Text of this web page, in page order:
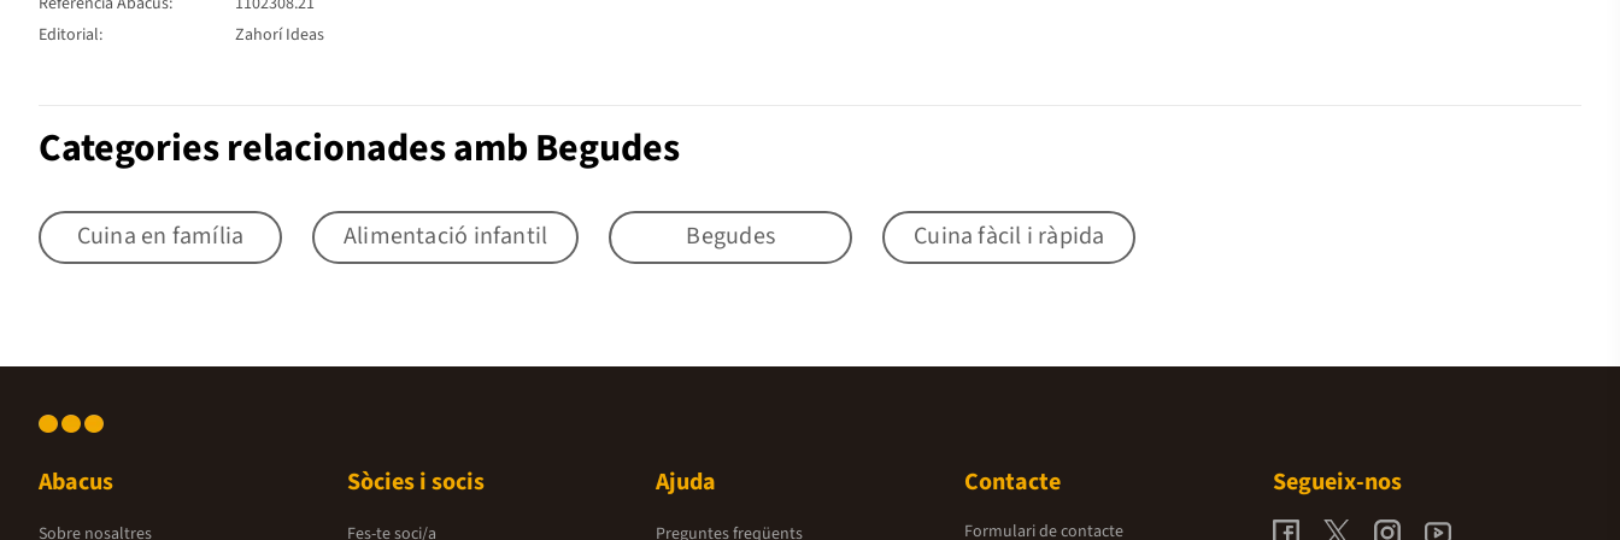
Editorial:
Zahorí Ideas
Categories relacionades amb Begudes
Cuina en família Alimentació infantil Begudes Cuina fàcil i ràpida
Abacus
Sobre nosaltres
Sòcies i socis
Fes-te soci/a
Ajuda
Preguntes freqüents
Contacte
Formulari de contacte
Segueix-nos